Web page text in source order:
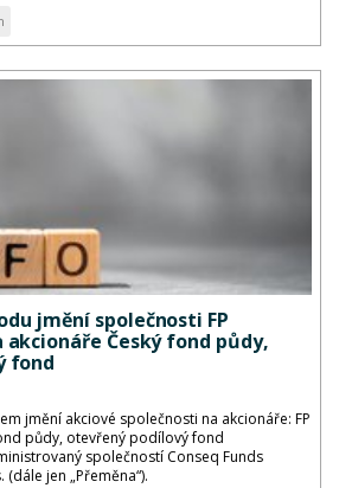
jmění společnosti FP
Český fond půdy,
fond
jmění akciové společnosti na akcionáře: FP
půdy, otevřený podílový fond
společností Conseq Funds
jen „Přeměna“).